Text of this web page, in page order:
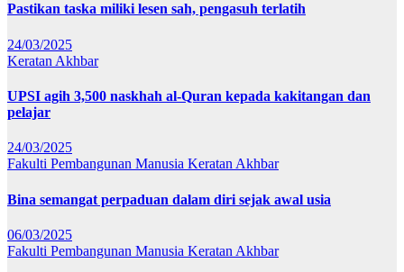
Pastikan taska miliki lesen sah, pengasuh terlatih
24/03/2025
Keratan Akhbar
UPSI agih 3,500 naskhah al-Quran kepada kakitangan dan
pelajar
24/03/2025
Fakulti Pembangunan Manusia Keratan Akhbar
Bina semangat perpaduan dalam diri sejak awal usia
06/03/2025
Fakulti Pembangunan Manusia Keratan Akhbar